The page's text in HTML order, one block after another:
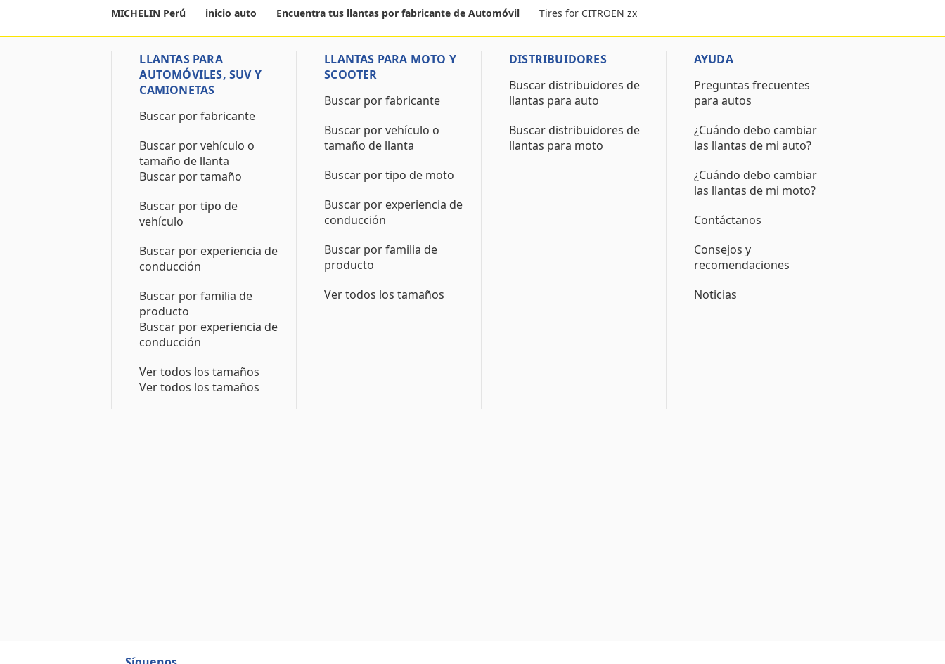
MICHELIN Perú inicio auto Encuentra tus llantas por fabricante de Automóvil Tires for CITROEN zx
LLANTAS PARA
AUTOMÓVILES, SUV Y
CAMIONETAS
Buscar por fabricante
Buscar por vehículo o
tamaño de llanta
Buscar por tamaño
Buscar por tipo de
vehículo
Buscar por experiencia de
conducción
Buscar por familia de
producto
Buscar por experiencia de
conducción
Ver todos los tamaños
Ver todos los tamaños
LLANTAS PARA MOTO Y
SCOOTER
Buscar por fabricante
Buscar por vehículo o
tamaño de llanta
Buscar por tipo de moto
Buscar por experiencia de
conducción
Buscar por familia de
producto
Ver todos los tamaños
DISTRIBUIDORES
Buscar distribuidores de
llantas para auto
Buscar distribuidores de
llantas para moto
AYUDA
Preguntas frecuentes
para autos
¿Cuándo debo cambiar
las llantas de mi auto?
¿Cuándo debo cambiar
las llantas de mi moto?
Contáctanos
Consejos y
recomendaciones
Noticias